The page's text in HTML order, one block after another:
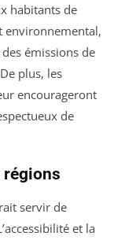
habitants de
environnemental,
émissions de
plus, les
encourageront
de
régions
servir de
et la